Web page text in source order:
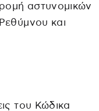
αστυνομικών
και
του Κώδικα